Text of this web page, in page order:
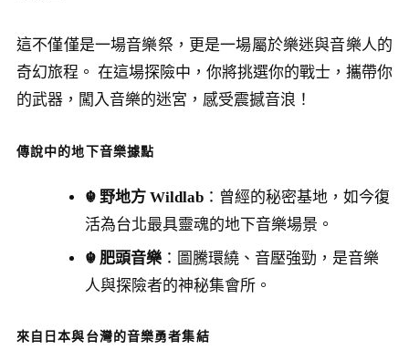
這不僅僅是一場音樂祭，更是一場屬於樂迷與音樂人的
奇幻旅程。 在這場探險中，你將挑選你的戰士，攜帶你
的武器，闖入音樂的迷宮，感受震撼音浪！
傳說中的地下音樂據點
☬ 野地方 Wildlab：曾經的秘密基地，如今復
活為台北最具靈魂的地下音樂場景。
☬ 肥頭音樂：圖騰環繞、音壓強勁，是音樂
人與探險者的神秘集會所。
來自日本與台灣的音樂勇者集結